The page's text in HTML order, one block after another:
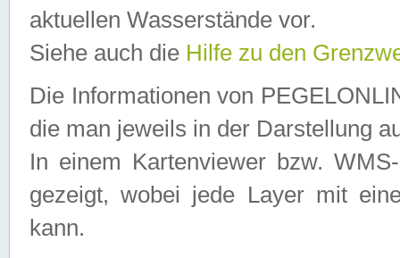
aktuellen Wasserstände vor.
Siehe auch die Hilfe zu den
Die Informationen von
die man jeweils in der Darstellung
In einem Kartenviewer bzw.
gezeigt, wobei jede Layer mit
kann.